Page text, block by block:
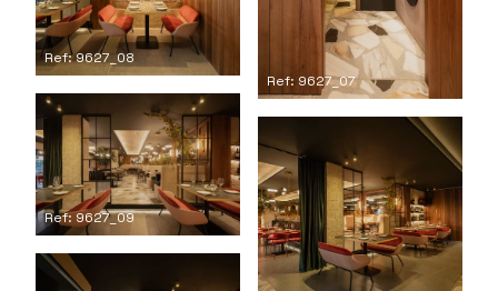
Ref: 9627_07
Ref: 9627_08
Ref: 9627_09